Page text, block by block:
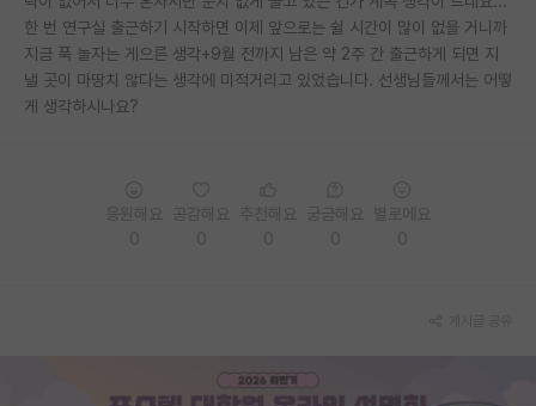
석박사 채용 정보 게시판
임용 정보 게시판
학부 인턴 게시판
반도체/AI 게시판
한 번 연구실 출근하기 시작하면 이제 앞으로는 쉴 시간이 많이 없을 거니까
지금 푹 놀자는 게으른 생각+9월 전까지 남은 약 2주 간 출근하게 되면 지
낼 곳이 마땅치 않다는 생각에 미적거리고 있었습니다. 선생님들께서는 어떻
게 생각하시나요?